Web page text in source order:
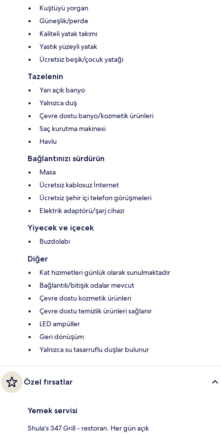
Kuştüyü yorgan
Güneşlik/perde
Kaliteli yatak takımı
Yastık yüzeyli yatak
Ücretsiz beşik/çocuk yatağı
Tazelenin
Yarı açık banyo
Yalnızca duş
Çevre dostu banyo/kozmetik ürünleri
Saç kurutma makinesi
Havlu
Bağlantınızı sürdürün
Masa
Ücretsiz kablosuz İnternet
Ücretsiz şehir içi telefon görüşmeleri
Elektrik adaptörü/şarj cihazı
Yiyecek ve içecek
Buzdolabı
Diğer
Kat hizimetleri günlük olarak sunulmaktadır
Bağlantılı/bitişik odalar mevcut
Çevre dostu kozmetik ürünleri
Çevre dostu temizlik ürünleri sağlanır
LED ampüller
Geri dönüşüm
Yalnızca su tasarruflu duşlar bulunur
Özel fırsatlar
Yemek servisi
Shula's 347 Grill - restoran. Her gün açık